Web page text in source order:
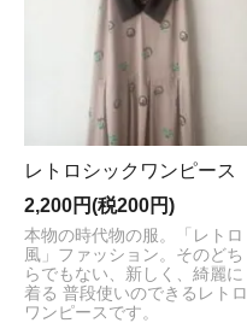
レトロシックワンピース
2,200円(税200円)
本物の時代物の服。「レトロ
風」ファッション。そのどち
らでもない、新しく、綺麗に
着る 普段使いのできるレトロ
ワンピースです。